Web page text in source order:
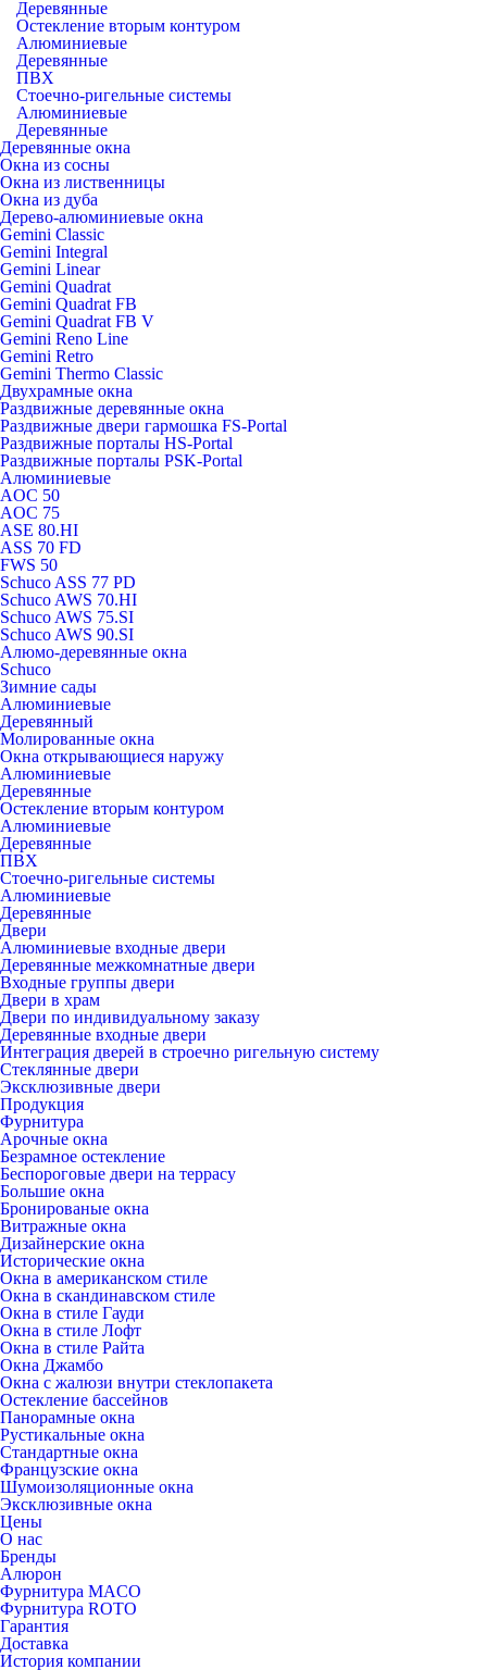
Деревянные
Остекление вторым контуром
Алюминиевые
Деревянные
ПВХ
Стоечно-ригельные системы
Алюминиевые
Деревянные
Деревянные окна
Окна из сосны
Окна из лиственницы
Окна из дуба
Дерево-алюминиевые окна
Gemini Classic
Gemini Integral
Gemini Linear
Gemini Quadrat
Gemini Quadrat FB
Gemini Quadrat FB V
Gemini Reno Line
Gemini Retro
Gemini Thermo Classic
Двухрамные окна
Раздвижные деревянные окна
Раздвижные двери гармошка FS-Portal
Раздвижные порталы HS-Portal
Раздвижные порталы PSK-Portal
Алюминиевые
AOC 50
AOC 75
ASE 80.HI
ASS 70 FD
FWS 50
Schuco ASS 77 PD
Schuco AWS 70.HI
Schuco AWS 75.SI
Schuco AWS 90.SI
Алюмо-деревянные окна
Schuco
Зимние сады
Алюминиевые
Деревянный
Молированные окна
Окна открывающиеся наружу
Алюминиевые
Деревянные
Остекление вторым контуром
Алюминиевые
Деревянные
ПВХ
Стоечно-ригельные системы
Алюминиевые
Деревянные
Двери
Алюминиевые входные двери
Деревянные межкомнатные двери
Входные группы двери
Двери в храм
Двери по индивидуальному заказу
Деревянные входные двери
Интеграция дверей в строечно ригельную систему
Стеклянные двери
Эксклюзивные двери
Продукция
Фурнитура
Арочные окна
Безрамное остекление
Беспороговые двери на террасу
Большие окна
Бронированые окна
Витражные окна
Дизайнерские окна
Исторические окна
Окна в американском стиле
Окна в скандинавском стиле
Окна в стиле Гауди
Окна в стиле Лофт
Окна в стиле Райта
Окна Джамбо
Окна с жалюзи внутри стеклопакета
Остекление бассейнов
Панорамные окна
Рустикальные окна
Стандартные окна
Французские окна
Шумоизоляционные окна
Эксклюзивные окна
Цены
О нас
Бренды
Алюрон
Фурнитура MACO
Фурнитура ROTO
Гарантия
Доставка
История компании